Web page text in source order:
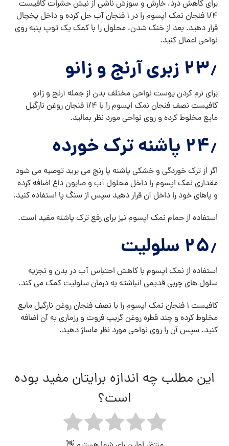
برای کاهش درد، خارش و سوزش ناشی از نیش حشرات کافیست
۱/۴ فنجان نمک اپسوم را در ۱ فنجان آب حل کرده و داخل یخچال
قرار دهید. بعد از خنک شدن، محلول را با کمک یک توپ پنبه روی
نواحی اعمال کنید.
۲۳٫ زبری آرنج و زانو
برای نرم کردن پوست نواحی مختلف بدن از جمله آرنج و زانو
کافیست نصف فنجان نمک اپسوم را با ۱/۴ فنجان روغن نارگیل
مایع مخلوط کرده و روی نواحی مورد نظر بمالید.
۲۴٫ پاشنه ترک خورده
اگر از ترک خوردگی و خشکی پاشنه پا رنج می برید توصیه می شود
مقداری نمک اپسوم را داخل محلول آب و صابون داغ اضافه کرده
و پاهای خود را داخل آن قرار دهید سپس از سنگ پا استفاده کنید.
استفاده از حمام نمک اپسوم نیز برای رفع ترک پاشنه مفید است.
۲۵٫ سلولیت
استفاده از نمک اپسوم با کاهش احتباس آب در بدن و تجزیه
سلول های چربی قدیمی انباشته به درمان سلولیت کمک می کند.
کافیست ۱ فنجان نمک اپسوم را با نصف فنجان روغن نارگیل مایع
مخلوط کرده و چند قطره روغن گریپ فروت و رزماری به آن اضافه
کنید. سپس آن را روی نواحی مورد نظر ماساژ دهید.
این مطلب چه اندازه برایتان مفید بوده
است؟